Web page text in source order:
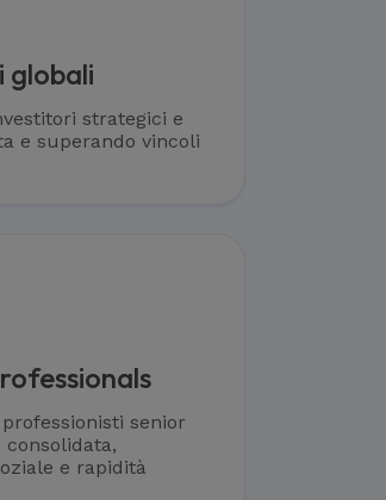
globali
strategici e
e superando vincoli
senior
e rapidità